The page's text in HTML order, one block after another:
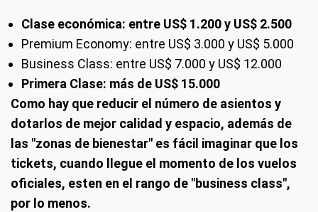
Clase económica: entre US$ 1.200 y US$ 2.500
Premium Economy: entre US$ 3.000 y US$ 5.000
Business Class: entre US$ 7.000 y US$ 12.000
Primera Clase: más de US$ 15.000
Como hay que reducir el número de asientos y
dotarlos de mejor calidad y espacio, además de
las "zonas de bienestar" es fácil imaginar que los
tickets, cuando llegue el momento de los vuelos
oficiales, esten en el rango de "business class",
por lo menos.